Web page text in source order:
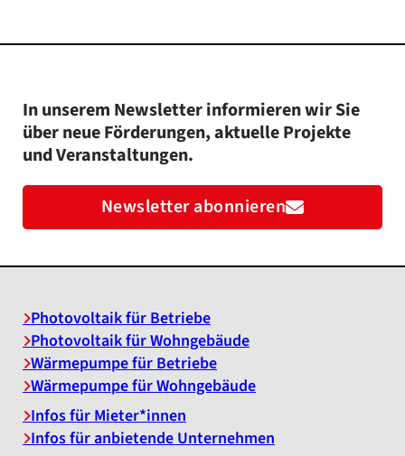
In unserem Newsletter informieren wir Sie
über neue Förderungen, aktuelle Projekte
und Veranstaltungen.
Newsletter abonnieren
Photovoltaik für Betriebe
Photovoltaik für Wohngebäude
Wärmepumpe für Betriebe
Wärmepumpe für Wohngebäude
Infos für Mieter*innen
Infos für anbietende Unternehmen